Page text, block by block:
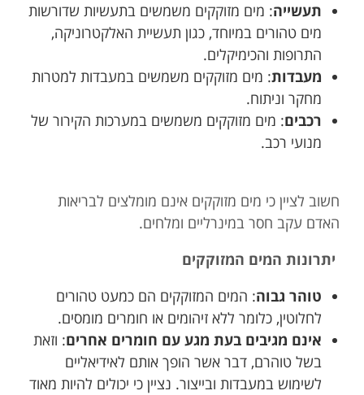
תעשייה: מים מזוקקים משמשים בתעשיות שדורשות
מים טהורים במיוחד, כגון תעשיית האלקטרוניקה,
התרופות והכימיקלים.
מעבדות: מים מזוקקים משמשים במעבדות למטרות
מחקר וניתוח.
רכבים: מים מזוקקים משמשים במערכות הקירור של
מנועי רכב.
חשוב לציין כי מים מזוקקים אינם מומלצים לבריאות
האדם עקב חסר במינרליים ומלחים.
יתרונות המים המזוקקים
טוהר גבוה: המים המזוקקים הם כמעט טהורים
לחלוטין, כלומר ללא זיהומים או חומרים מומסים.
אינם מגיבים בעת מגע עם חומרים אחרים: וזאת
בשל טוהרם, דבר אשר הופך אותם לאידיאליים
לשימוש במעבדות ובייצור. נציין כי יכולים להיות מאוד